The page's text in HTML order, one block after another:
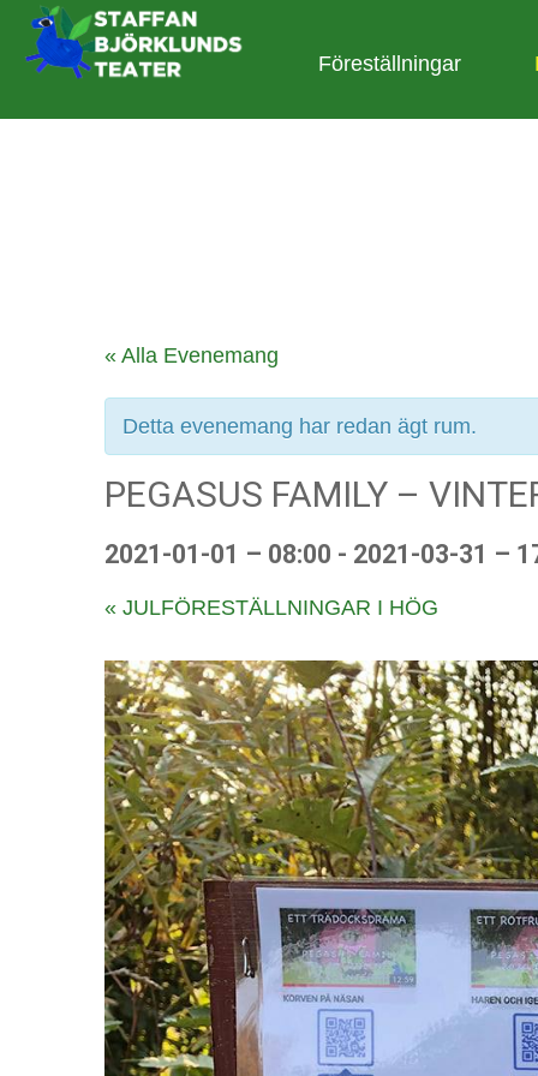
Föreställningar
« Alla Evenemang
Detta evenemang har redan ägt rum.
PEGASUS FAMILY –
2021-01-01 – 08:00 - 2021-03-31 –
E
e
n
e
m
a
n
g
N
a
v
i
g
a
t
« JULFÖRESTÄLLNINGAR I HÖG